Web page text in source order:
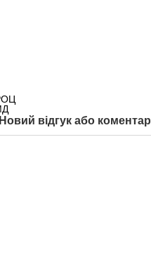
Новий відгук або коментар